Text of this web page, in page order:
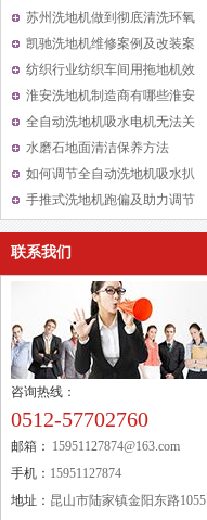
种类
苏州洗地机做到彻底清洗环氧
地面方法及原因
凯驰洗地机维修案例及改装案
例
纺织行业纺织车间用拖地机效
果好吗
淮安洗地机制造商有哪些淮安
洗地机多少钱一台
全自动洗地机吸水电机无法关
闭是什么故障
水磨石地面清洁保养方法
如何调节全自动洗地机吸水扒
的工作角度
手推式洗地机跑偏及助力调节
联系我们
咨询热线：
0512-57702760
邮箱： 15951127874@163.com
手机： 15951127874
地址： 昆山市陆家镇金阳东路1055